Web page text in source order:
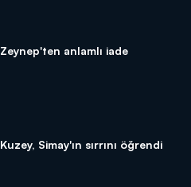
Zeynep'ten anlamlı iade
Kuzey, Simay'ın sırrını öğrendi